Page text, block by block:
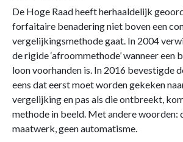
De Hoge Raad heeft herhaaldelijk
forfaitaire benadering niet boven een
vergelijkingsmethode gaat. In 2004
de rigide ‘afroommethode’ wanneer
loon voorhanden is. In 2016 bevestigde
eens dat eerst moet worden gekeken
vergelijking en pas als die ontbreekt,
methode in beeld. Met andere woorden:
maatwerk, geen automatisme.